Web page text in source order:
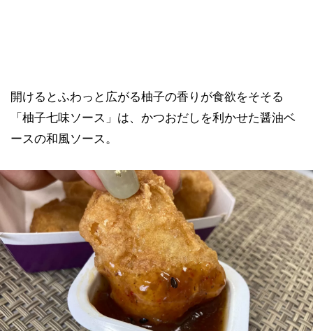
開けるとふわっと広がる柚子の香りが食欲をそそる
「柚子七味ソース」は、かつおだしを利かせた醤油ベ
ースの和風ソース。